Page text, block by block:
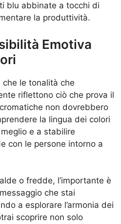
blu abbinate a tocchi di
la produttività.
Emotiva
che le tonalità che
riflettono ciò che prova il
non dovrebbero
la lingua dei colori
e a stabilire
con le persone intorno a
o fredde, l’importante è
che stai
a esplorare l’armonia dei
scoprire non solo